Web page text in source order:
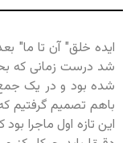
ایده خلق" آن تا ما"
شد درست زمانی که بحث
شده بود و در یک
باهم تصمیم گرفتیم که
این تازه اول ماجرا